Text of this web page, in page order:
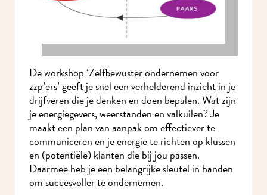
De workshop ‘Zelfbewuster ondernemen voor
zzp’ers’ geeft je snel een verhelderend inzicht in
je drijfveren die je denken en doen bepalen. Wat
zijn je energiegevers, weerstanden en valkuilen?
Je maakt een plan van aanpak om effectiever te
communiceren en je energie te richten op
klussen en (potentiële) klanten die bij jou passen.
Daarmee heb je een belangrijke sleutel in handen
om succesvoller te ondernemen.